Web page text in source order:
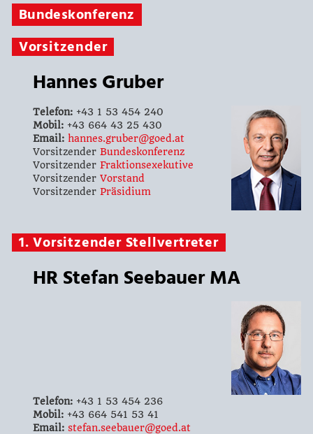
Bundeskonferenz
Vorsitzender
Hannes Gruber
Telefon:+43 1 53 454 240
Mobil:+43 664 43 25 430
Email: hannes.gruber@goed.at
Vorsitzender Bundeskonferenz
Vorsitzender Fraktionsexekutive
Vorsitzender Vorstand
Vorsitzender Präsidium
1. Vorsitzender Stellvertreter
HR Stefan Seebauer MA
Telefon:+43 1 53 454 236
Mobil:+43 664 541 53 41
Email: stefan.seebauer@goed.at